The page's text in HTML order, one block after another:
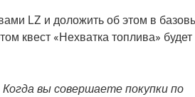
LZ и доложить об этом в
квест «Нехватка топлива» будет
вы совершаете покупки по